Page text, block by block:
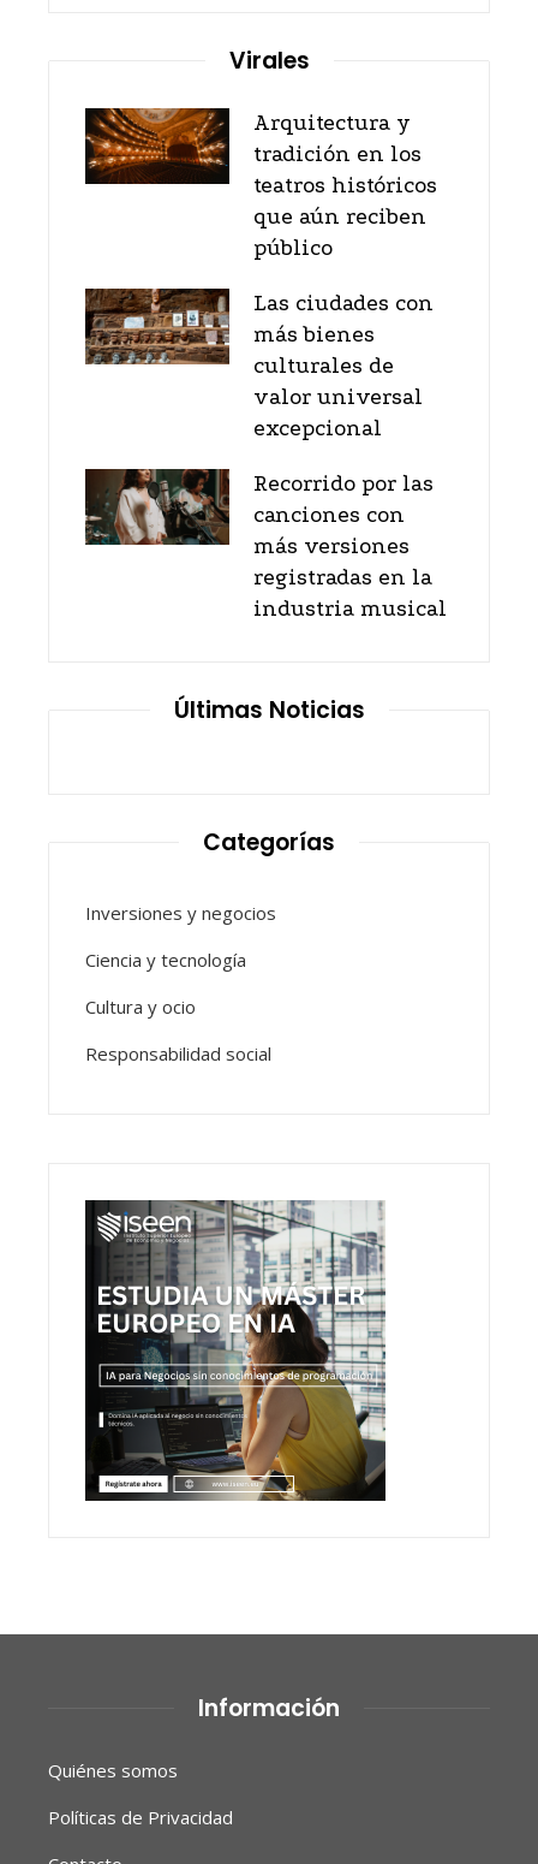
Virales
Arquitectura y
tradición en los
teatros históricos
que aún reciben
público
Las ciudades con
más bienes
culturales de
valor universal
excepcional
Recorrido por las
canciones con
más versiones
registradas en la
industria musical
Últimas Noticias
Categorías
Inversiones y negocios
Ciencia y tecnología
Cultura y ocio
Responsabilidad social
Información
Quiénes somos
Políticas de Privacidad